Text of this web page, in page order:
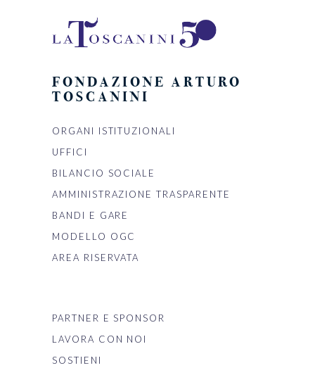
FONDAZIONE ARTURO
TOSCANINI
ORGANI ISTITUZIONALI
UFFICI
BILANCIO SOCIALE
AMMINISTRAZIONE TRASPARENTE
BANDI E GARE
MODELLO OGC
AREA RISERVATA
PARTNER E SPONSOR
LAVORA CON NOI
SOSTIENI